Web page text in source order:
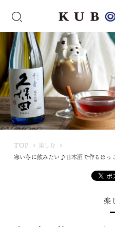
TOP
U
楽しむ
寒い冬に飲みたい♪日本酒で作るほっ
楽